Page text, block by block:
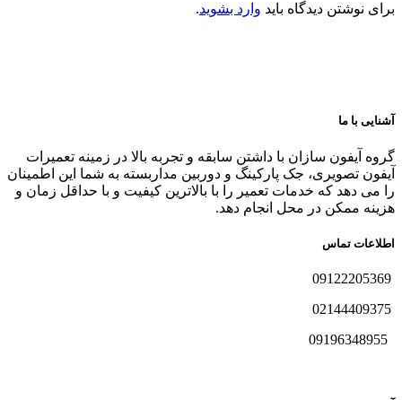
برای نوشتن دیدگاه باید وارد بشوید.
آشنایی با ما
گروه آیفون سازان با داشتن سابقه و تجربه بالا در زمینه تعمیرات
آیفون تصویری، جک پارکینگ و دوربین مداربسته به شما این اطمینان
را می دهد که خدمات تعمیر را با بالاترین کیفیت و با حداقل زمان و
هزینه ممکن در محل انجام دهد.
اطلاعات تماس